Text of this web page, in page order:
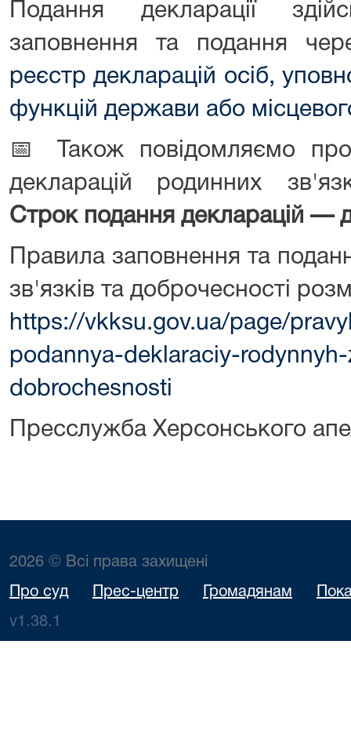
Подання декларації
заповнення та подання
реєстр декларацій осіб,
функцій держави або
📅 Також повідомляємо про
декларацій родинних
Строк подання декларацій —
Правила заповнення та
зв'язків та доброчесності
https://vkksu.gov.ua/page/
podannya-deklaraciy-
dobrochesnosti
Пресслужба Херсонського
2026 © Всі права захищені
Про суд Прес-центр Громадянам
v1.38.1